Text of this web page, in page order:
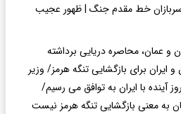
سربازان خط مقدم جنگ | ظهور عجیب
و عمان، محاصره دریایی برداشته
برای بازگشایی تنگه هرمز/ وزیر
آینده با ایران به توافق می رسیم/
به معنی بازگشایی تنگه هرمز نیست